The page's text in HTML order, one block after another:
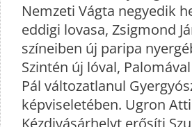
Nemzeti Vágta negyedik
eddigi lovasa, Zsigmond
színeiben új paripa
Szintén új lóval,
Pál változatlanul
képviseletében. Ugron